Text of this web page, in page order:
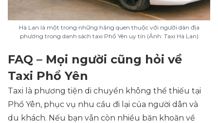
Hà Lan là một trong những hãng quen thuộc với người dân địa
phương trong danh sách taxi Phổ Yên uy tín (Ảnh: Taxi Hà Lan)
FAQ – Mọi người cũng hỏi về
Taxi Phổ Yên
Taxi là phương tiện di chuyển không thể thiếu tại
Phổ Yên, phục vụ nhu cầu đi lại của người dân và
du khách. Nếu bạn vẫn còn nhiều băn khoăn về